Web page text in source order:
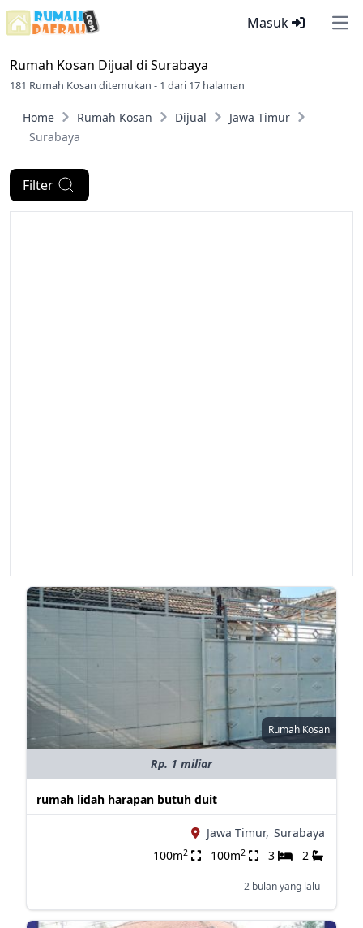
Masuk
Rumah Kosan Dijual di Surabaya
181 Rumah Kosan ditemukan - 1 dari 17 halaman
Home Rumah Kosan Dijual
Jawa Timur
Surabaya
Filter
Rumah Kosan
Rp. 1 miliar
rumah lidah harapan butuh duit
Jawa Timur, Surabaya
100m2 100m2 3 2
2 bulan yang lalu